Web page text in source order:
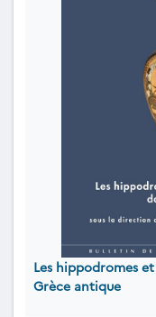
Les hippodromes
Grèce antique